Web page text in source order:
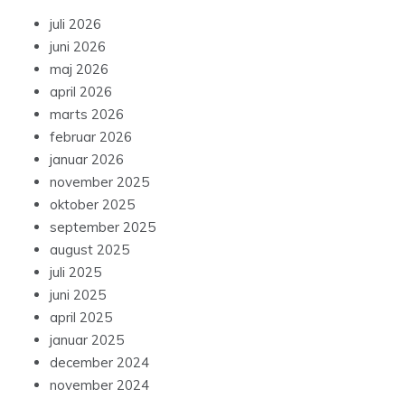
juli 2026
juni 2026
maj 2026
april 2026
marts 2026
februar 2026
januar 2026
november 2025
oktober 2025
september 2025
august 2025
juli 2025
juni 2025
april 2025
januar 2025
december 2024
november 2024